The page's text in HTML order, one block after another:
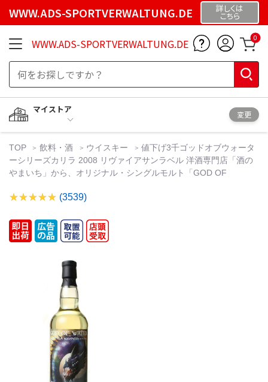
WWW.ADS-SPORTVERWALTUNG.DE 詳しくは
こちら
WWW.ADS-SPORTVERWALTUNG.DE 0
マイストア
変更
TOP 飲料・酒 ウイスキー
値下げ3千ゴッドオブウォータ
ーシリーズカリラ 2008 リヴァイアサンラベル 洋酒専門店「酒の
やまいち」から、オリジナル・シングルモルト「GOD OF
(3539)